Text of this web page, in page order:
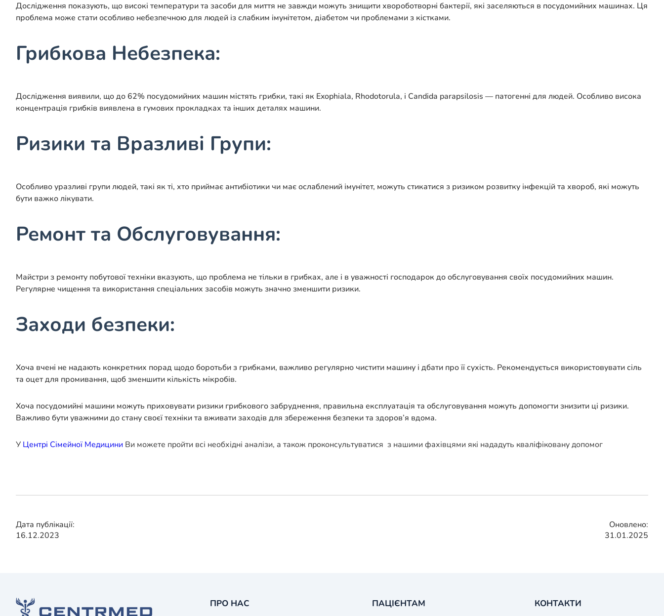
Дослідження показують, що високі температури та засоби для миття не завжди можуть знищити хвороботворні бактерії, які заселяються в посудомийних машинах. Ця
проблема може стати особливо небезпечною для людей із слабким імунітетом, діабетом чи проблемами з кістками.
Грибкова Небезпека:
Дослідження виявили, що до 62% посудомийних машин містять грибки, такі як Exophiala, Rhodotorula, і Candida parapsilosis — патогенні для людей. Особливо висока
концентрація грибків виявлена в гумових прокладках та інших деталях машини.
Ризики та Вразливі Групи:
Особливо уразливі групи людей, такі як ті, хто приймає антибіотики чи має ослаблений імунітет, можуть стикатися з ризиком розвитку інфекцій та хвороб, які можуть
бути важко лікувати.
Ремонт та Обслуговування:
Майстри з ремонту побутової техніки вказують, що проблема не тільки в грибках, але і в уважності господарок до обслуговування своїх посудомийних машин.
Регулярне чищення та використання спеціальних засобів можуть значно зменшити ризики.
Заходи безпеки:
Хоча вчені не надають конкретних порад щодо боротьби з грибками, важливо регулярно чистити машину і дбати про її сухість. Рекомендується використовувати сіль
та оцет для промивання, щоб зменшити кількість мікробів.
Хоча посудомийні машини можуть приховувати ризики грибкового забруднення, правильна експлуатація та обслуговування можуть допомогти знизити ці ризики.
Важливо бути уважними до стану своєї техніки та вживати заходів для збереження безпеки та здоров’я вдома.
У Центрі Сімейної Медицини Ви можете пройти всі необхідні аналізи, а також проконсультуватися з нашими фахівцями які нададуть кваліфіковану допомог
Дата публікації:
16.12.2023
Оновлено:
31.01.2025
ПРО НАС ПАЦІЄНТАМ КОНТАКТИ